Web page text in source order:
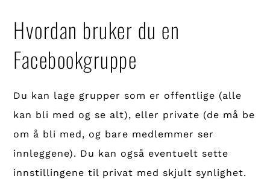
Hvordan bruker du en
Facebookgruppe
Du kan lage grupper som er offentlige (alle
kan bli med og se alt), eller private (de må be
om å bli med, og bare medlemmer ser
innleggene). Du kan også eventuelt sette
innstillingene til privat med skjult synlighet.